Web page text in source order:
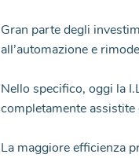
Gran parte degli
all’automazione e
Nello specifico, oggi la
completamente
La maggiore efficienza